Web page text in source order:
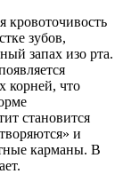
кровоточивость
зубов,
запах изо рта.
корней, что
становится
и
карманы. В